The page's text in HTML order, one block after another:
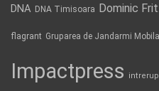
DNA DNA Timisoara Dominic
flagrant Gruparea de Jandarmi
Impactpress